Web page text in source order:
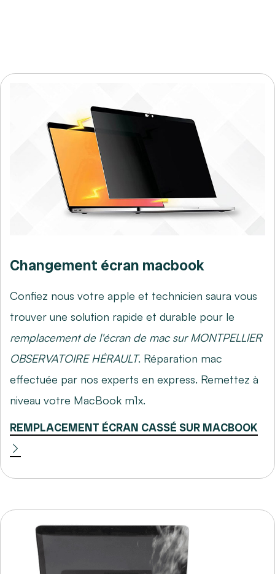
Changement écran macbook
Confiez nous votre apple et technicien saura vous
trouver une solution rapide et durable pour le
remplacement de l'écran de mac sur MONTPELLIER
OBSERVATOIRE HÉRAULT. Réparation mac
effectuée par nos experts en express. Remettez à
niveau votre MacBook m1x.
REMPLACEMENT ÉCRAN CASSÉ SUR MACBOOK